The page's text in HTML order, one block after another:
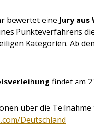
bewertet eine Jury
Punkteverfahrens
Kategorien. Ab
findet am
über die Teilnahme
Deutschland